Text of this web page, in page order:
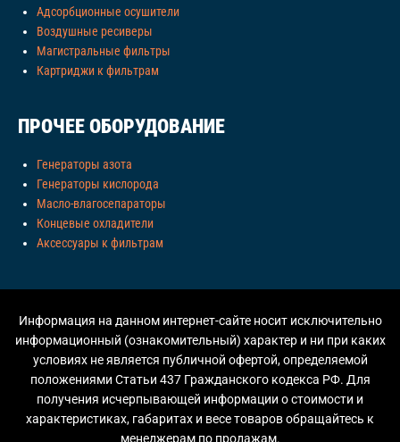
Адсорбционные осушители
Воздушные ресиверы
Магистральные фильтры
Картриджи к фильтрам
ПРОЧЕЕ ОБОРУДОВАНИЕ
Генераторы азота
Генераторы кислорода
Масло-влагосепараторы
Концевые охладители
Аксессуары к фильтрам
Информация на данном интернет-сайте носит исключительно
информационный (ознакомительный) характер и ни при каких
условиях не является публичной офертой, определяемой
положениями Статьи 437 Гражданского кодекса РФ. Для
получения исчерпывающей информации о стоимости и
характеристиках, габаритах и весе товаров обращайтесь к
менеджерам по продажам.